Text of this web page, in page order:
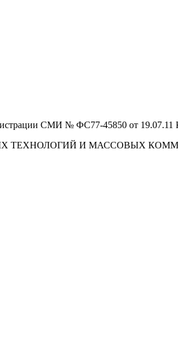
СМИ № ФС77-45850 от
ТЕХНОЛОГИЙ И МАССОВЫХ